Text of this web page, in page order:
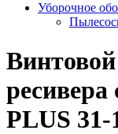
Уборочное
Винтовой
PLUS 31-